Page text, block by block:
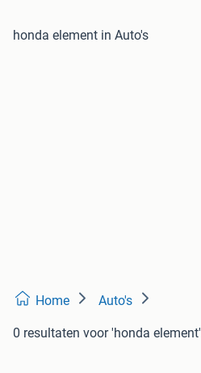
honda element in Auto's
Home Auto's
0 resultaten voor 'honda element'